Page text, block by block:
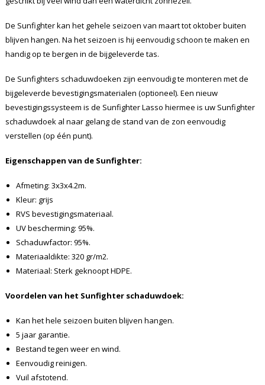
De Sunfighter kan het gehele seizoen van maart tot oktober buiten
blijven hangen. Na het seizoen is hij eenvoudig schoon te maken en
handig op te bergen in de bijgeleverde tas.
De Sunfighters schaduwdoeken zijn eenvoudig te monteren met de
bijgeleverde bevestigingsmaterialen (optioneel). Een nieuw
bevestigingssysteem is de Sunfighter Lasso hiermee is uw Sunfighter
schaduwdoek al naar gelang de stand van de zon eenvoudig
verstellen (op één punt).
Eigenschappen van de Sunfighter:
Afmeting: 3x3x4.2m.
Kleur: grijs
RVS bevestigingsmateriaal.
UV bescherming: 95%.
Schaduwfactor: 95%.
Materiaaldikte: 320 gr/m2.
Materiaal: Sterk geknoopt HDPE.
Voordelen van het Sunfighter schaduwdoek:
Kan het hele seizoen buiten blijven hangen.
5 jaar garantie.
Bestand tegen weer en wind.
Eenvoudig reinigen.
Vuil afstotend.